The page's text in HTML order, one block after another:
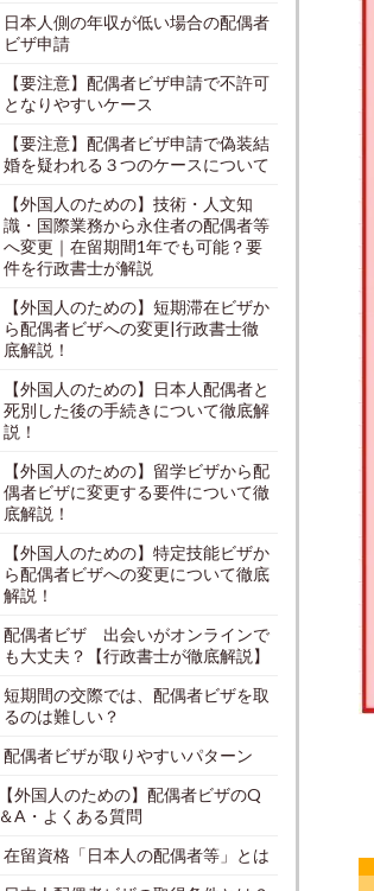
日本人側の年収が低い場合の配偶者
ビザ申請
【要注意】配偶者ビザ申請で不許可
となりやすいケース
【要注意】配偶者ビザ申請で偽装結
婚を疑われる３つのケースについて
【外国人のための】技術・人文知
識・国際業務から永住者の配偶者等
へ変更｜在留期間1年でも可能？要
件を行政書士が解説
【外国人のための】短期滞在ビザか
ら配偶者ビザへの変更|行政書士徹
底解説！
【外国人のための】日本人配偶者と
死別した後の手続きについて徹底解
説！
【外国人のための】留学ビザから配
偶者ビザに変更する要件について徹
底解説！
【外国人のための】特定技能ビザか
ら配偶者ビザへの変更について徹底
解説！
配偶者ビザ 出会いがオンラインで
も大丈夫？【行政書士が徹底解説】
短期間の交際では、配偶者ビザを取
るのは難しい？
配偶者ビザが取りやすいパターン
【外国人のための】配偶者ビザのQ
＆A・よくある質問
在留資格「日本人の配偶者等」とは